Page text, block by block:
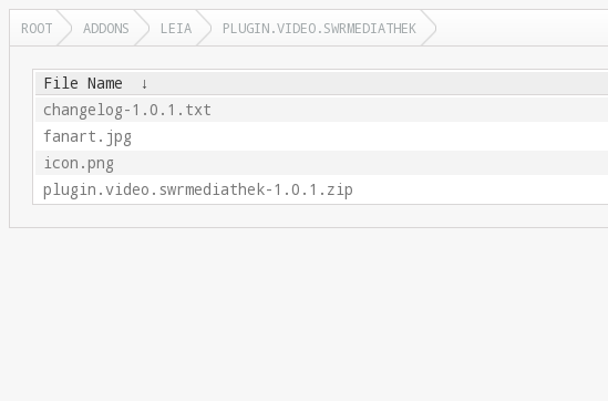
ROOT ADDONS LEIA PLUGIN.VIDEO.SWRMEDIATHEK
File Name ↓
changelog-1.0.1.txt
fanart.jpg
icon.png
plugin.video.swrmediathek-1.0.1.zip